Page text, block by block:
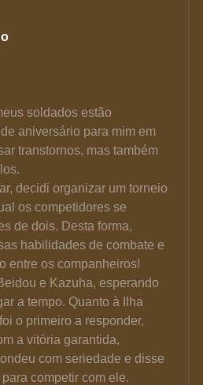
soldados estão
aniversário para mim em
transtornos, mas também
decidi organizar um torneio
os competidores se
de dois. Desta forma,
habilidades de combate e
entre os companheiros!
e Kazuha, esperando
a tempo. Quanto à Ilha
o primeiro a responder,
a vitória garantida,
com seriedade e disse
competir com ele.